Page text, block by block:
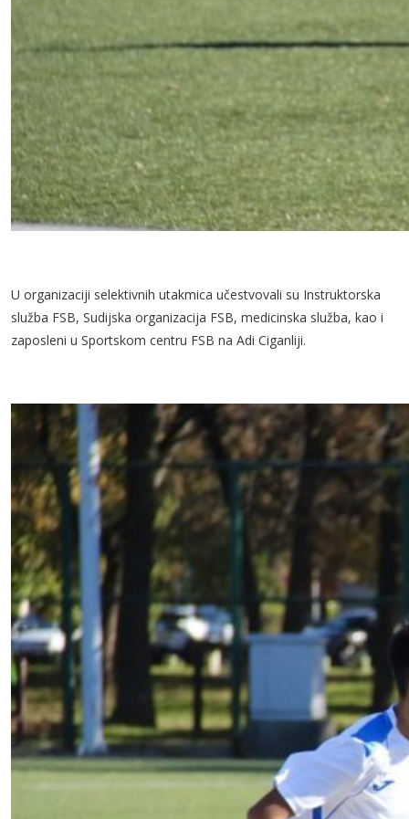
U organizaciji selektivnih utakmica učestvovali su Instruktorska
služba FSB, Sudijska organizacija FSB, medicinska služba, kao i
zaposleni u Sportskom centru FSB na Adi Ciganliji.